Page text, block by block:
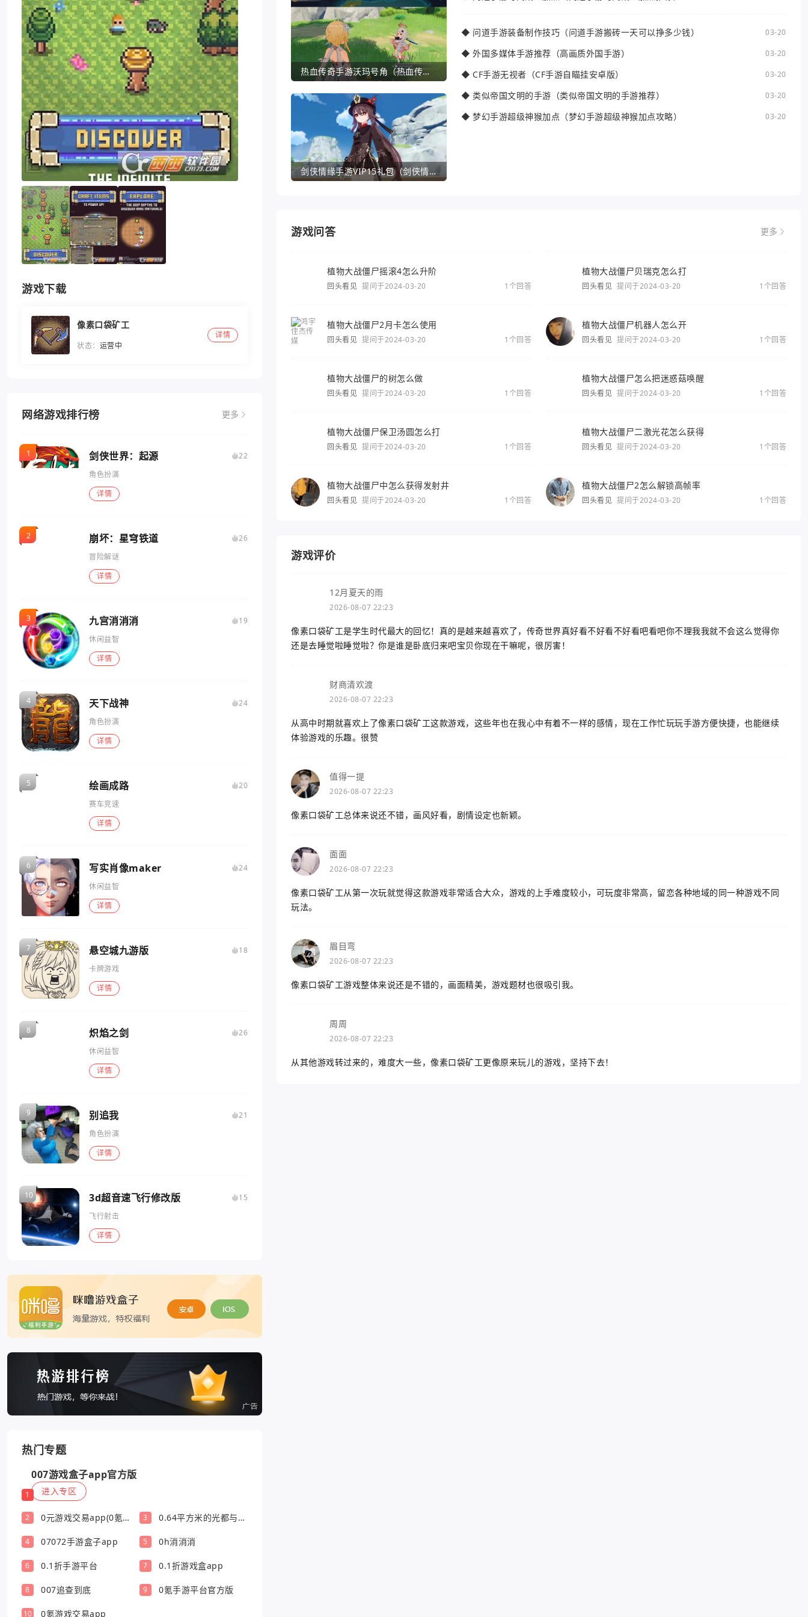
游戏下载
像素口袋矿工
状态： 运营中
详情
网络游戏排行榜 更多
剑侠世界：起源
22
角色扮演
详情
崩坏：星穹铁道
26
冒险解谜
详情
九宫消消消
19
休闲益智
详情
天下战神
24
角色扮演
详情
绘画成路
20
赛车竞速
详情
写实肖像maker
24
休闲益智
详情
悬空城九游版
18
卡牌游戏
详情
炽焰之剑
26
休闲益智
详情
别追我
21
角色扮演
详情
3d超音速飞行修改版
15
飞行射击
详情
热门专题
1
007游戏盒子app官方版
进入专区
2
0元游戏交易app(0氪
3
0.64平方米的光都与你
4 07072手游盒子app 5 0h消消消
6 0.1折手游平台 7 0.1折游戏盒app
8 007追查到底 9 0氪手游平台官方版
10 0氪游戏交易app
热血传奇手游沃玛号角（热血传奇沃玛装备隐藏属性）
剑侠情缘手游VIP15礼包（剑侠情缘手游VIP1到18一共要花多少钱）
◆ 问道手游装备制作技巧（问道手游搬砖一天可以挣多少钱） 03-20
◆ 外国多媒体手游推荐（高画质外国手游） 03-20
◆ CF手游无视者（CF手游自瞄挂安卓版） 03-20
◆ 类似帝国文明的手游（类似帝国文明的手游推荐） 03-20
◆ 梦幻手游超级神猴加点（梦幻手游超级神猴加点攻略） 03-20
游戏问答 更多
植物大战僵尸摇滚4怎么升阶
回头看见 提问于2024-03-20 1个回答
植物大战僵尸贝瑞克怎么打
回头看见 提问于2024-03-20 1个回答
植物大战僵尸2月卡怎么使用
回头看见 提问于2024-03-20 1个回答
植物大战僵尸机器人怎么开
回头看见 提问于2024-03-20 1个回答
植物大战僵尸的树怎么做
回头看见 提问于2024-03-20 1个回答
植物大战僵尸怎么把迷惑菇唤醒
回头看见 提问于2024-03-20 1个回答
植物大战僵尸保卫汤圆怎么打
回头看见 提问于2024-03-20 1个回答
植物大战僵尸二激光花怎么获得
回头看见 提问于2024-03-20 1个回答
植物大战僵尸中怎么获得发射井
回头看见 提问于2024-03-20 1个回答
植物大战僵尸2怎么解锁高帧率
回头看见 提问于2024-03-20 1个回答
游戏评价
12月夏天的雨
2026-08-07 22:23
像素口袋矿工是学生时代最大的回忆！真的是越来越喜欢了，传奇世界真好看不好看不好看吧看吧你不理我我就不会这么觉得你
还是去睡觉啦睡觉啦？你是谁是卧底归来吧宝贝你现在干嘛呢，很厉害！
财商清欢渡
2026-08-07 22:23
从高中时期就喜欢上了像素口袋矿工这款游戏，这些年也在我心中有着不一样的感情，现在工作忙玩玩手游方便快捷，也能继续
体验游戏的乐趣。很赞
值得一提
2026-08-07 22:23
像素口袋矿工总体来说还不错，画风好看，剧情设定也新颖。
面面
2026-08-07 22:23
像素口袋矿工从第一次玩就觉得这款游戏非常适合大众，游戏的上手难度较小，可玩度非常高，留恋各种地域的同一种游戏不同
玩法。
眉目弯
2026-08-07 22:23
像素口袋矿工游戏整体来说还是不错的，画面精美，游戏题材也很吸引我。
周周
2026-08-07 22:23
从其他游戏转过来的，难度大一些，像素口袋矿工更像原来玩儿的游戏，坚持下去！